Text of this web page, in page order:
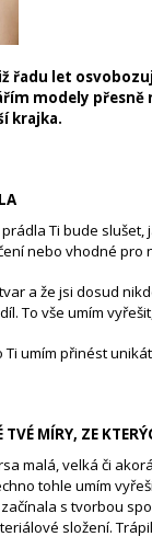
řadu let
modely přesně
krajka.
Ti bude
nebo vhodné pro
a že jsi dosud
To vše umím
umím přinést
TVÉ MÍRY, ZE
malá, velká či
tohle umím
s tvorbou
složení.